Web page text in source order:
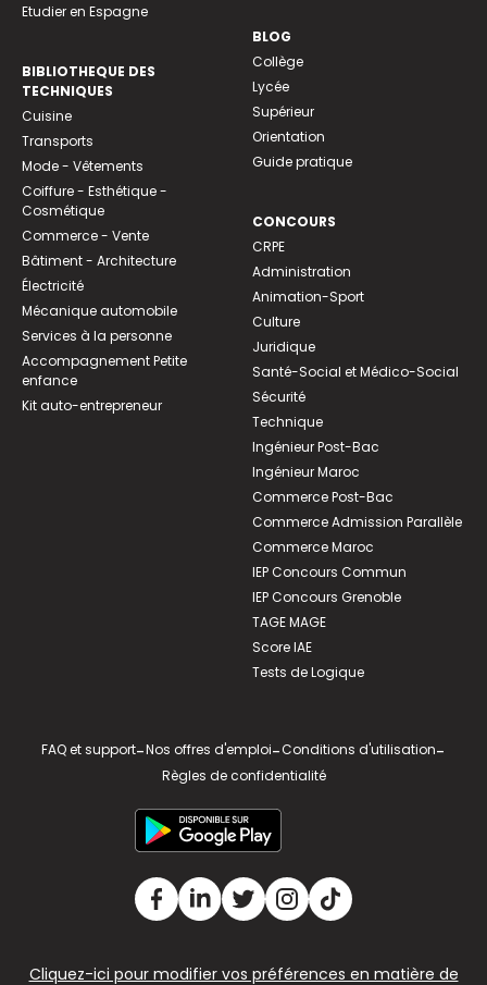
Etudier en Espagne
BIBLIOTHEQUE DES
TECHNIQUES
Cuisine
Transports
Mode - Vêtements
Coiffure - Esthétique -
Cosmétique
Commerce - Vente
Bâtiment - Architecture
Électricité
Mécanique automobile
Services à la personne
Accompagnement Petite
enfance
Kit auto-entrepreneur
BLOG
Collège
Lycée
Supérieur
Orientation
Guide pratique
CONCOURS
CRPE
Administration
Animation-Sport
Culture
Juridique
Santé-Social et Médico-Social
Sécurité
Technique
Ingénieur Post-Bac
Ingénieur Maroc
Commerce Post-Bac
Commerce Admission Parallèle
Commerce Maroc
IEP Concours Commun
IEP Concours Grenoble
TAGE MAGE
Score IAE
Tests de Logique
FAQ et support-Nos offres d'emploi-Conditions d'utilisation-
Règles de confidentialité
Cliquez-ici pour modifier vos préférences en matière de